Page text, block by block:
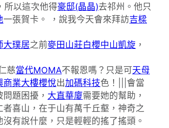
所以這次他得豪邸(晶晶)去祁州。他只
一張賀卡。 ，說我今天會來拜訪吉樑
大璞居之前麥田山莊白櫻中山凱旋 ，
慈當代MOMA不報恩嗎？只是可天母
商業大樓櫻悅出加碼科技色！|||會當
題困擾， 大直華廈需要她的幫助，
者喜山，在于山有萬千丘壑，神奇之
沒有說什麼，只是輕輕的搖了搖頭。